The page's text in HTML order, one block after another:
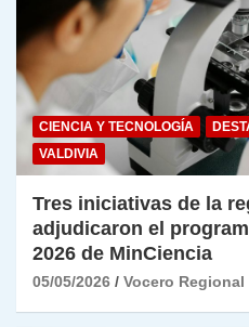
CIENCIA Y TECNOLOGÍA
VALDIVIA
Tres iniciativas de la
adjudicaron el
2026 de MinCiencia
05/05/2026 Vocero Regional